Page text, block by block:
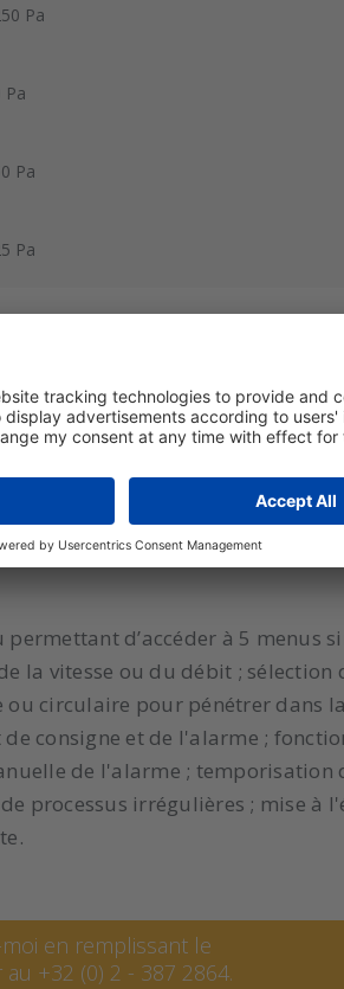
Pa
Pa
Pa
Pa
un instrument 3-en-1 avec
combinant ces 3 fonctions,
votre durée d'installation et
également calculer la vitesse
bidirectionnelles sont
d’accéder à 5 menus
la vitesse ou du débit ;
circulaire pour pénétrer dans
consigne et de l'alarme ;
de l'alarme ; temporisation
irrégulières ; mise à
en remplissant le
+32 (0) 2 - 387 2864.